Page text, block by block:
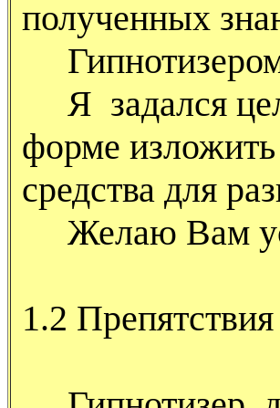
полученных
Я задался
форме
средства для
Желаю Вам
1.2